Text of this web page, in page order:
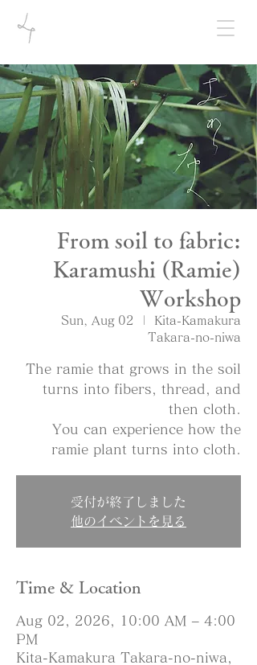
From soil to fabric:
Karamushi (Ramie)
Workshop
Sun, Aug 02
Kita-Kamakura
Takara-no-niwa
The ramie that grows in the soil
turns into fibers, thread, and
then cloth.
You can experience how the
受付が終了しました
他のイベントを見る
Time & Location
Aug 02, 2026, 10:00 AM – 4:00
PM
Kita-Kamakura Takara-no-niwa,